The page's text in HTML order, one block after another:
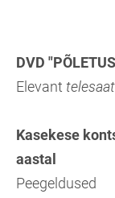
DVD
Elevant
Kasekese
aastal
Peegeldused